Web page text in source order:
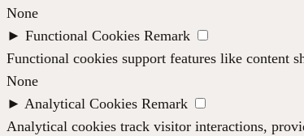
None
► Functional Cookies Remark
Functional cookies support features like content
None
► Analytical Cookies Remark
Analytical cookies track visitor interactions,